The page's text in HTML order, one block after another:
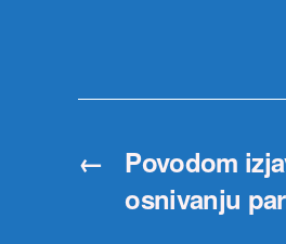
←
Povodom
osnivanju